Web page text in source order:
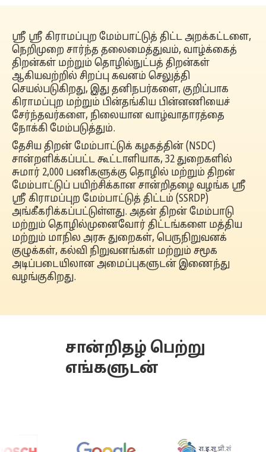
ஸ்ரீ ஸ்ரீ கிராமப்புற மேம்பாட்டுத் திட்ட அறக்கட்டளை,
நெறிமுறை சார்ந்த தலைமைத்துவம், வாழ்க்கைத்
திறன்கள் மற்றும் தொழில்நுட்பத் திறன்கள்
ஆகியவற்றில் சிறப்பு கவனம் செலுத்தி
செயல்படுகிறது, இது தனிநபர்களை, குறிப்பாக
கிராமப்புற மற்றும் பின்தங்கிய பின்னணியைச்
சேர்ந்தவர்களை, நிலையான வாழ்வாதாரத்தை
நோக்கி மேம்படுத்தும்.
தேசிய திறன் மேம்பாட்டுக் கழகத்தின் (NSDC)
சான்றளிக்கப்பட்ட கூட்டாளியாக, 32 துறைகளில்
சுமார் 2,000 பணிகளுக்கு தொழில் மற்றும் திறன்
மேம்பாட்டுப் பயிற்சிக்கான சான்றிதழை வழங்க ஸ்ரீ
ஸ்ரீ கிராமப்புற மேம்பாட்டுத் திட்டம் (SSRDP)
அங்கீகரிக்கப்பட்டுள்ளது. அதன் திறன் மேம்பாடு
மற்றும் தொழில்முனைவோர் திட்டங்களை மத்திய
மற்றும் மாநில அரசு துறைகள், பெருநிறுவனக்
குழுக்கள், கல்வி நிறுவனங்கள் மற்றும் சமூக
அடிப்படையிலான அமைப்புகளுடன் இணைந்து
வழங்குகிறது.
சான்றிதழ் பெற்று
எங்களுடன்